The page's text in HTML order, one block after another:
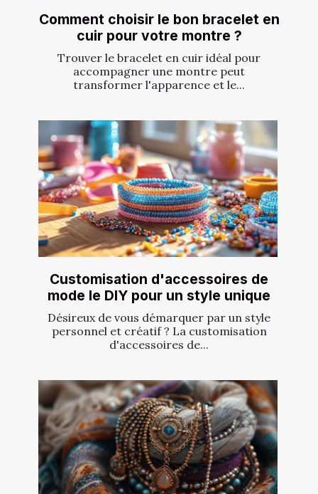
Comment choisir le bon bracelet en
cuir pour votre montre ?
Trouver le bracelet en cuir idéal pour
accompagner une montre peut
transformer l'apparence et le...
Customisation d'accessoires de
mode le DIY pour un style unique
Désireux de vous démarquer par un style
personnel et créatif ? La customisation
d'accessoires de...